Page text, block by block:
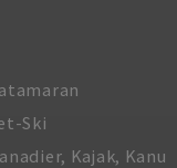
Ski
Kajak, Kanu